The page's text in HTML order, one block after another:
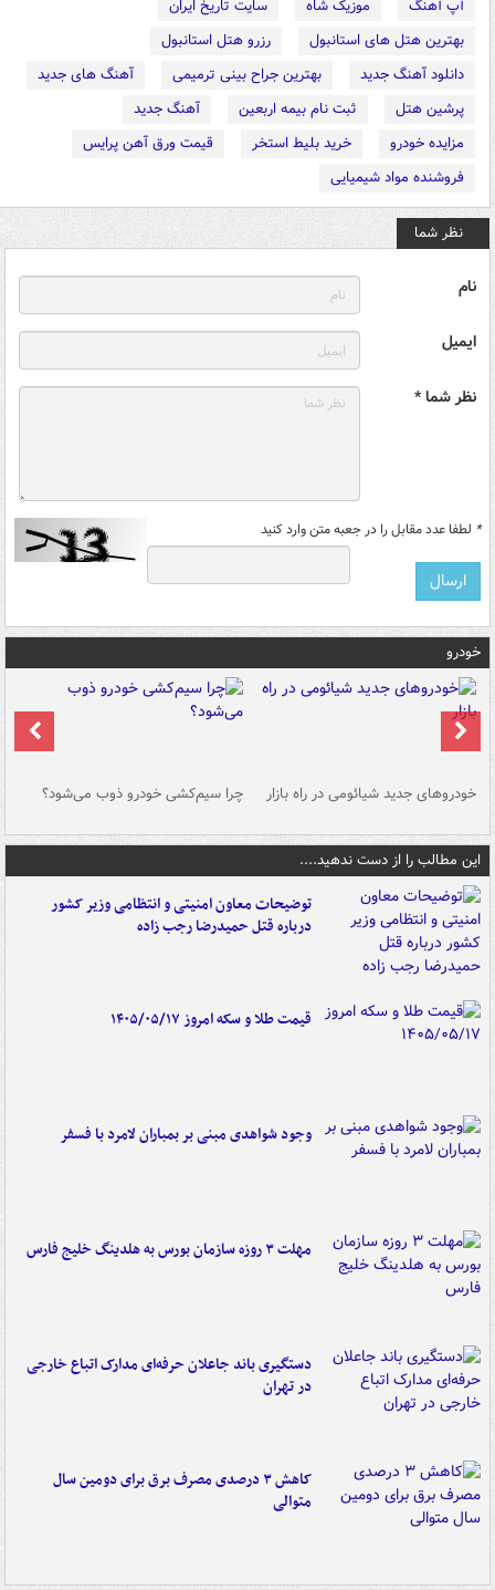
آپ آهنگ موزیک شاه
سایت تاریخ ایران
بهترین هتل های استانبول
رزرو هتل استانبول
دانلود آهنگ جدید
بهترین جراح بینی ترمیمی
آهنگ های جدید
پرشین هتل
ثبت نام بیمه اربعین
آهنگ جدید
مزایده خودرو
خرید بلیط استخر
قیمت ورق آهن پرایس
فروشنده مواد شیمیایی
نظر شما
نام
ایمیل
نظر شما *
* لطفا عدد مقابل را در جعبه متن وارد کنید
خودرو
خودروهای جدید شیائومی در راه بازار چرا سیم‌کشی خودرو ذوب می‌شود؟
این مطالب را از دست ندهید....
توضیحات معاون امنیتی و انتظامی وزیر کشور
درباره قتل حمیدرضا رجب زاده
قیمت طلا و سکه امروز ۱۴۰۵/۰۵/۱۷
وجود شواهدی مبنی بر بمباران لامرد با فسفر
مهلت ۳ روزه سازمان بورس به هلدینگ خلیج فارس
دستگیری باند جاعلان حرفه‌ای مدارک اتباع خارجی
در تهران
کاهش ۳ درصدی مصرف برق برای دومین سال
متوالی